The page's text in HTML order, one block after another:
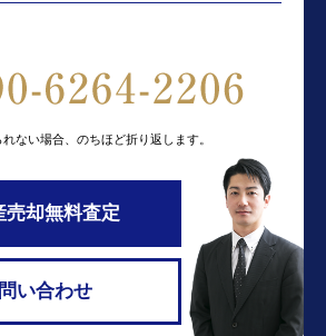
ない場合、のちほど折り返します。
売却無料査定
い合わせ